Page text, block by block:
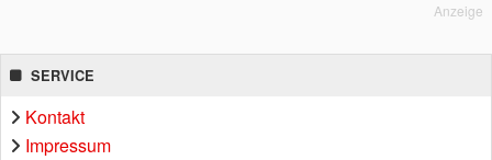
Anzeige
SERVICE
Kontakt
Impressum